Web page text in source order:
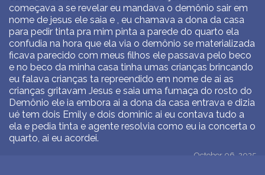
começava a se revelar eu mandava o demônio sair em
nome de jesus ele saia e , eu chamava a dona da casa
para pedir tinta pra mim pinta a parede do quarto ela
confudia na hora que ela via o demônio se materializada
ficava parecido com meus filhos ele passava pelo beco
e no beco da minha casa tinha umas crianças brincando
eu falava crianças ta repreendido em nome de ai as
crianças gritavam Jesus e saia uma fumaça do rosto do
Demônio ele ia embora ai a dona da casa entrava e dizia
ué tem dois Emily e dois dominic ai eu contava tudo a
ela e pedia tinta e agente resolvia como eu ia concerta o
quarto, ai eu acordei.
October 06, 2025